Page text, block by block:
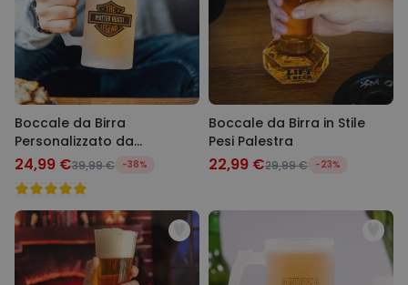
Boccale da Birra
Personalizzato da
Motociclista
24,99 €39,99 € -38%
Boccale da Birra in Stile
Pesi Palestra
22,99 €29,99 € -23%